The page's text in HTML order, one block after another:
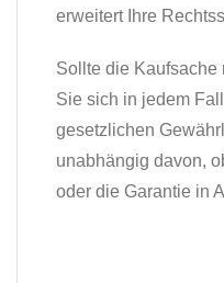
erweitert Ihre
Sollte die Kaufsache
Sie sich in jedem
gesetzlichen
unabhängig davon,
oder die Garantie in